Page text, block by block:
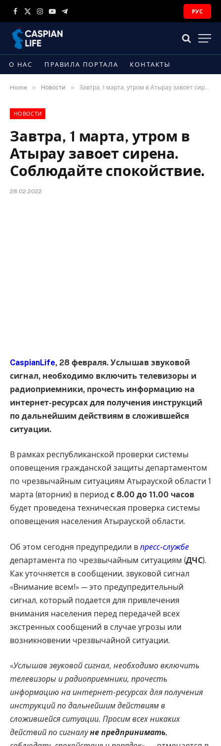
Facebook
X
Instagram
YouTubeTelegram
РУС
О НАС ПРАВИЛА ПОРТАЛА КОНТАКТЫ
Home » Новости » Завтра, 1 марта, утром в Атырау завоет сирена. Соблюдайте спокойствие.
НОВОСТИ
Завтра, 1 марта, утром в
Атырау завоет сирена.
Соблюдайте спокойствие.
28.02.2022
CaspianLife, 28 февраля. Услышав звуковой
сигнал, необходимо включить телевизоры и
радиоприемники, прочесть информацию на
интернет-ресурсах для получения инструкций
по дальнейшим действиям в сложившейся
ситуации.
В рамках республиканской проверки системы
оповещения гражданской защиты департаментом
по чрезвычайным ситуациям Атырауской области 1
марта (вторник) в период с 8.00 до 11.00 часов
будет проведена техническая проверка системы
оповещения населения Атырауской области.
Об этом сегодня предупредили в пресс-службе
департамента по чрезвычайным ситуациям (ДЧС).
Как уточняется в сообщении, звуковой сигнал
«Внимание всем!» — это предупредительный
сигнал, который подается для привлечения
внимания населения перед передачей всех
экстренных сообщений в случае угрозы или
возникновении чрезвычайной ситуации.
«Услышав звуковой сигнал, необходимо включить
телевизоры и радиоприемники, прочесть
информацию на интернет-ресурсах для получения
инструкций по дальнейшим действиям в
сложившейся ситуации. Просим всех никаких
действий по сигналуне предпринимать,